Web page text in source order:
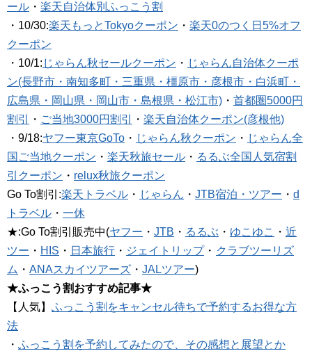
ール ・ 楽天自治体別ふっこう割
・10/30:楽天もっとTokyoクーポン ・ 楽天0のつく日5%オフ
クーポン
・10/1: じゃらん秋セールクーポン ・ じゃらん自治体クーポ
ン(長野市・南知多町・三重県・橿原市・彦根市・白浜町・
広島県・岡山県・岡山市・島根県・松江市) ・ 首都圏5000円
割引
・ ご当地3000円割引 ・ 楽天自治体クーポン(彦根他)
・9/18:ヤフー東京GoTo ・ じゃらん秋クーポン ・ じゃらん全
国ご当地クーポン ・ 楽天秋旅セール ・ るるぶ全国人気宿割
引クーポン ・ relux秋旅クーポン
Go To割引:楽天トラベル ・ じゃらん ・ JTB宿泊・ツアー ・ d
トラベル ・ 一休
★:Go To割引販売中(ヤフー ・ JTB ・ るるぶ ・ ゆこゆこ ・ 近
ツー ・ HIS ・ 日本旅行 ・ ジェイトリップ・ クラブツーリズ
ム ・ ANAスカイツアーズ ・ JALツアー)
★ふっこう割おすすめ記事★
【人気】 ふっこう割をキャンセル待ちで予約するお得な方
法
・ ふっこう割を予約してみたので、その感想と展望とか